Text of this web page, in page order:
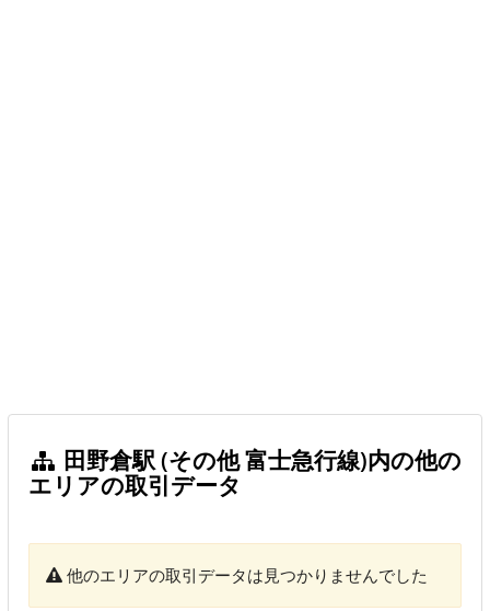
田野倉駅 (その他 富士急行線)内の他の
エリアの取引データ
他のエリアの取引データは見つかりませんでした